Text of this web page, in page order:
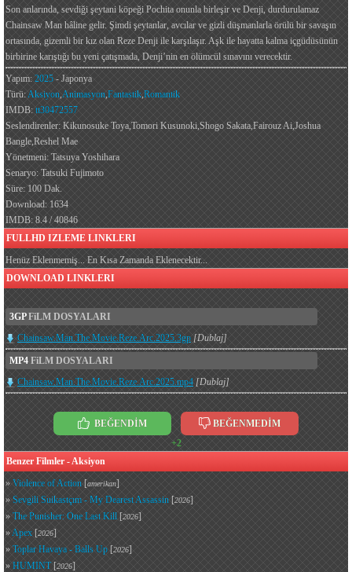
Son anlarında, sevdiği şeytani köpeği Pochita onunla birleşir ve Denji, durdurulamaz
Chainsaw Man hâline gelir. Şimdi şeytanlar, avcılar ve gizli düşmanlarla örülü bir savaşın
ortasında, gizemli bir kız olan Reze Denji ile karşılaşır. Aşk ile hayatta kalma içgüdüsünün
birbirine karıştığı bu yeni çatışmada, Denji’nin en ölümcül sınavını verecektir.
Yapım: 2025 - Japonya
Türü:Aksiyon,Animasyon,Fantastik,Romantik
IMDB: tt30472557
Seslendirenler: Kikunosuke Toya,Tomori Kusunoki,Shogo Sakata,Fairouz Ai,Joshua
Bangle,Reshel Mae
Yönetmeni: Tatsuya Yoshihara
Senaryo: Tatsuki Fujimoto
Süre: 100 Dak.
Download: 1634
IMDB: 8.4 / 40846
FULLHD IZLEME LINKLERI
Henüz Eklenmemiş... En Kısa Zamanda Eklenecektir...
DOWNLOAD LINKLERI
3GPFiLM DOSYALARI
Chainsaw.Man.The.Movie.Reze.Arc.2025.3gp [Dublaj]
MP4 FiLM DOSYALARI
Chainsaw.Man.The.Movie.Reze.Arc.2025.mp4 [Dublaj]
BEĞENDİM
BEĞENMEDİM
+2
Benzer Filmler - Aksiyon
» Violence of Action [amerikan]
» Sevgili Suikastçım - My Dearest Assassin [2026]
» The Punisher: One Last Kill [2026]
»Apex [2026]
» Toplar Havaya - Balls Up [2026]
» HUMINT[2026]